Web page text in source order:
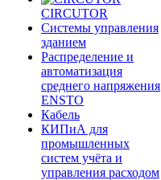
CIRCUTOR
Системы управления
зданием
Распределение и
автоматизация
среднего напряжения
ENSTO
Кабель
КИПиА для
промышленных
систем учёта и
управления расходом